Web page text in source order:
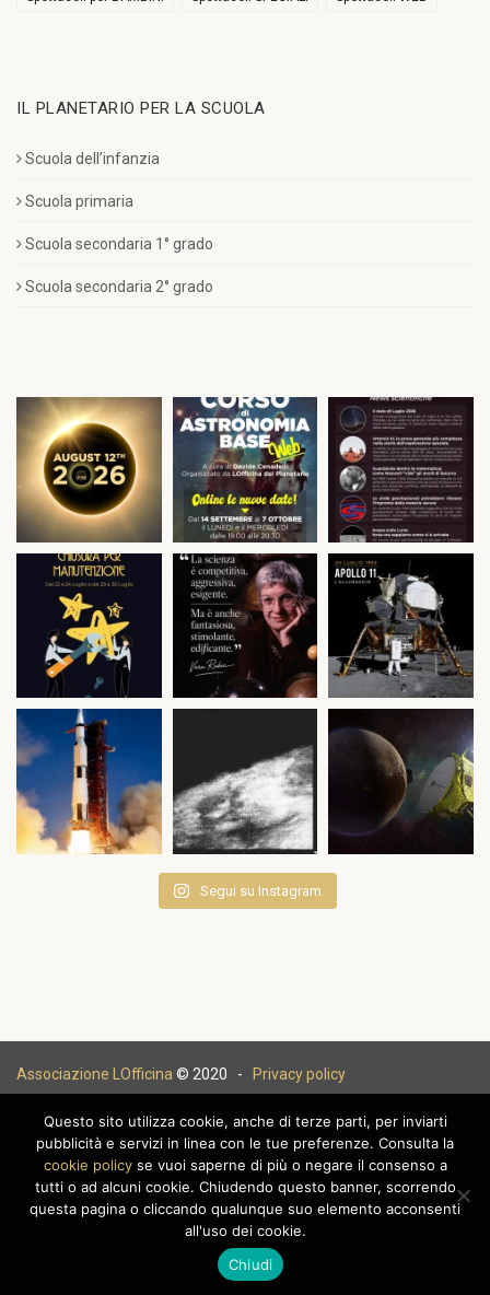
IL PLANETARIO PER LA SCUOLA
Scuola dell’infanzia
Scuola primaria
Scuola secondaria 1° grado
Scuola secondaria 2° grado
Segui su Instagram
Associazione LOfficina © 2020 - Privacy policy
Questo sito utilizza cookie, anche di terze parti, per inviarti
pubblicità e servizi in linea con le tue preferenze. Consulta la
cookie policyse vuoi saperne di più o negare il consenso a
tutti o ad alcuni cookie. Chiudendo questo banner, scorrendo
questa pagina o cliccando qualunque suo elemento acconsenti
all'uso dei cookie.
Chiudi